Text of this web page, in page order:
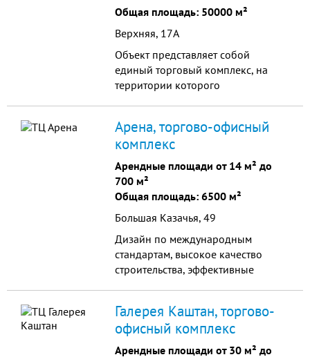
Общая площадь: 50000 м²
Верхняя, 17А
Объект представляет собой
единый торговый комплекс, на
территории которого
Арена, торгово-офисный
комплекс
Арендные площади от 14 м² до
700 м²
Общая площадь: 6500 м²
Большая Казачья, 49
Дизайн по международным
стандартам, высокое качество
строительства, эффективные
характеристики, максимально
развитая инфраструктура,
профессиональное управление.
Галерея Каштан, торгово-
офисный комплекс
Арендные площади от 30 м² до